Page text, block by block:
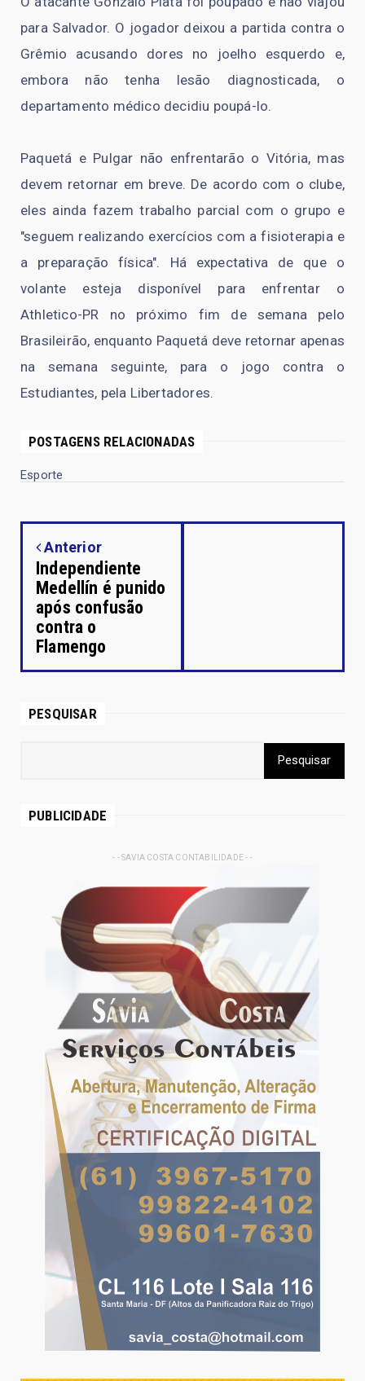
para Salvador. O jogador deixou a partida contra o
Grêmio acusando dores no joelho esquerdo e,
embora não tenha lesão diagnosticada, o
departamento médico decidiu poupá-lo.
Paquetá e Pulgar não enfrentarão o Vitória, mas
devem retornar em breve. De acordo com o clube,
eles ainda fazem trabalho parcial com o grupo e
"seguem realizando exercícios com a fisioterapia e
a preparação física". Há expectativa de que o
volante esteja disponível para enfrentar o
Athletico-PR no próximo fim de semana pelo
Brasileirão, enquanto Paquetá deve retornar apenas
na semana seguinte, para o jogo contra o
Estudiantes, pela Libertadores.
POSTAGENS RELACIONADAS
Esporte
Anterior
Independiente
Medellín é punido
após confusão
contra o
Flamengo
PESQUISAR
PUBLICIDADE
- - SAVIA COSTA CONTABILIDADE - -